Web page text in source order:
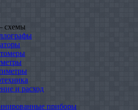
и расход
приборы